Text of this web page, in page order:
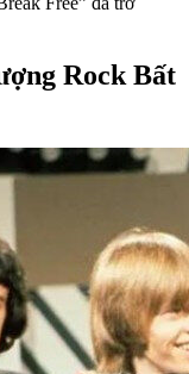
Rock Bất